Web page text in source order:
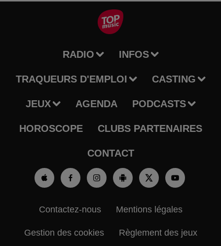
RADIO INFOS
TRAQUEURS D'EMPLOI CASTING
JEUX AGENDA PODCASTS
HOROSCOPE CLUBS PARTENAIRES
CONTACT
Contactez-nous Mentions légales
Gestion des cookies Règlement des jeux